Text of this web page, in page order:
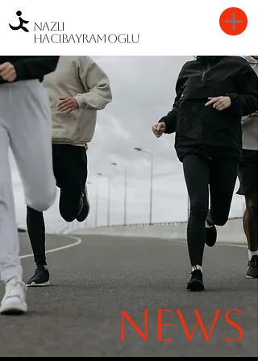
Nazli
Hacibayramoglu
NEWS